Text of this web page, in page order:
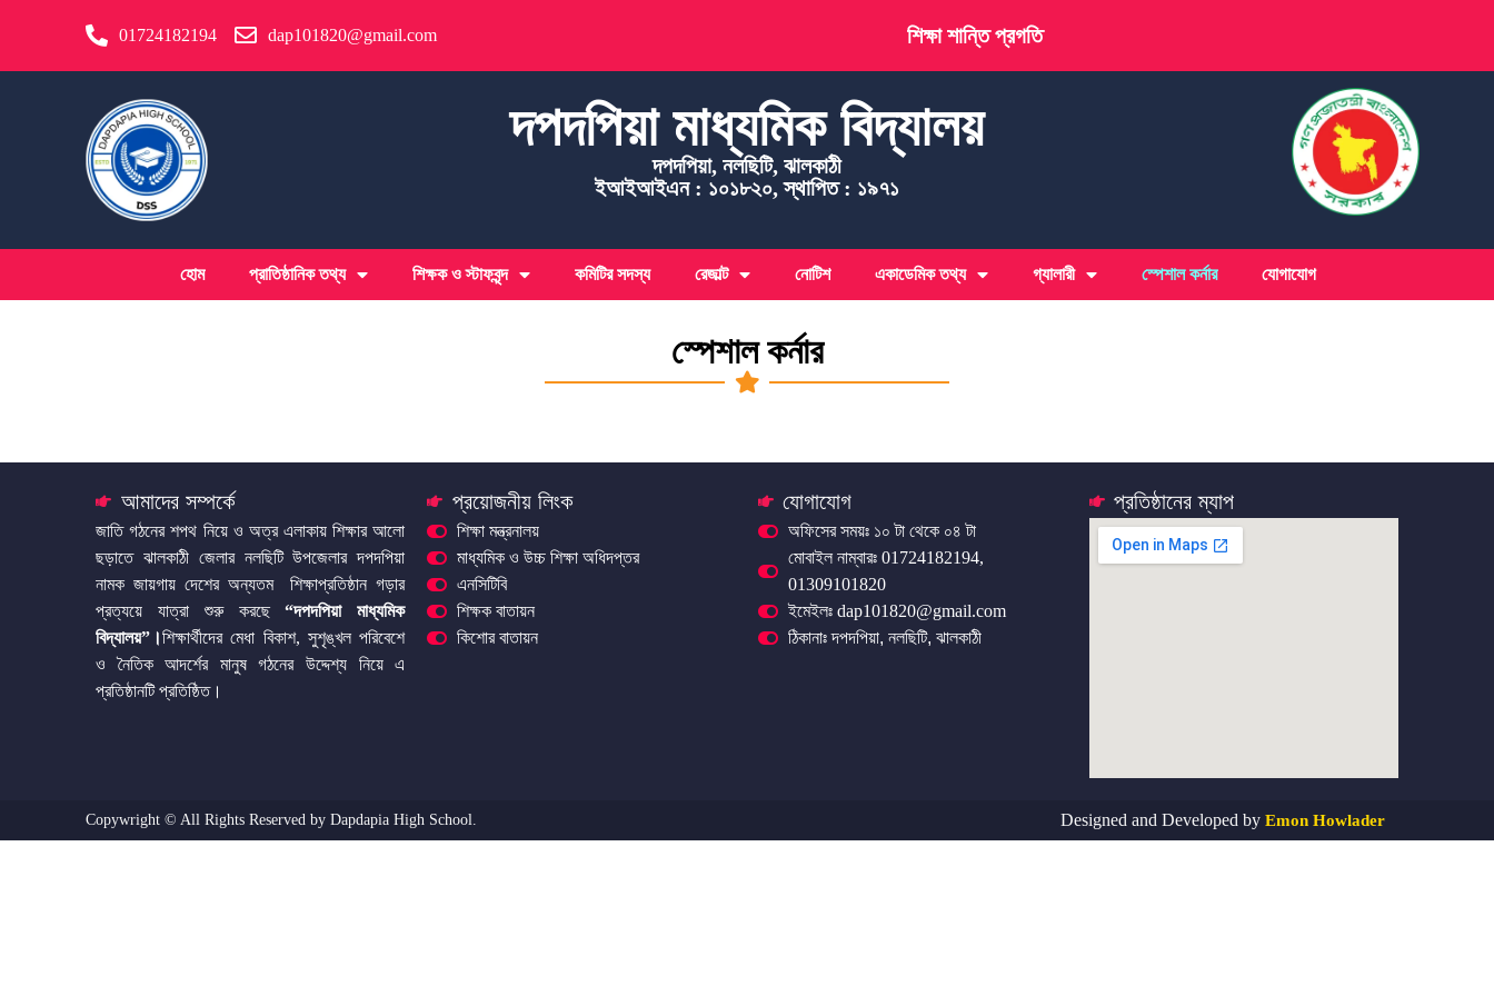
01724182194 dap101820@gmail.com শিক্ষা শান্তি প্রগতি
দপদপিয়া মাধ্যমিক বিদ্যালয়
দপদপিয়া, নলছিটি, ঝালকাঠী
ইআইআইএন : ১০১৮২০, স্থাপিত : ১৯৭১
হোম প্রাতিষ্ঠানিক তথ্য শিক্ষক ও স্টাফবৃন্দ কমিটির সদস্য রেজাল্ট নোটিশ একাডেমিক তথ্য গ্যালারী স্পেশাল কর্নার যোগাযোগ
স্পেশাল কর্নার
আমাদের সম্পর্কে
জাতি গঠনের শপথ নিয়ে ও অত্র এলাকায় শিক্ষার আলো
ছড়াতে ঝালকাঠী জেলার নলছিটি উপজেলার দপদপিয়া
নামক জায়গায় দেশের অন্যতম শিক্ষাপ্রতিষ্ঠান গড়ার
প্রত্যয়ে যাত্রা শুরু করছে“দপদপিয়া মাধ্যমিক
বিদ্যালয়” ।শিক্ষার্থীদের মেধা বিকাশ, সুশৃঙ্খল পরিবেশে
ও নৈতিক আদর্শের মানুষ গঠনের উদ্দেশ্য নিয়ে এ
প্রতিষ্ঠানটি প্রতিষ্ঠিত।
প্রয়োজনীয় লিংক
শিক্ষা মন্ত্রনালয়
মাধ্যমিক ও উচ্চ শিক্ষা অধিদপ্তর
এনসিটিবি
শিক্ষক বাতায়ন
কিশোর বাতায়ন
যোগাযোগ
অফিসের সময়ঃ ১০ টা থেকে ০৪ টা
মোবাইল নাম্বারঃ 01724182194,
01309101820
ইমেইলঃ dap101820@gmail.com
ঠিকানাঃ দপদপিয়া, নলছিটি, ঝালকাঠী
প্রতিষ্ঠানের ম্যাপ
Copywright © All Rights Reserved by Dapdapia High School. Designed and Developed by Emon Howlader